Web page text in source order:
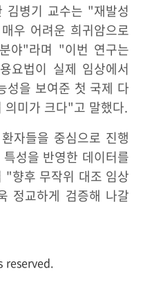
김병기 교수는 "재발성
우 어려운 희귀암으로
야"라며 "이번 연구는
요법이 실제 임상에서
성을 보여준 첫 국제 다
의미가 크다"고 말했다.
자들을 중심으로 진행
성을 반영한 데이터를
"향후 무작위 대조 임상
정교하게 검증해 나갈
reserved.